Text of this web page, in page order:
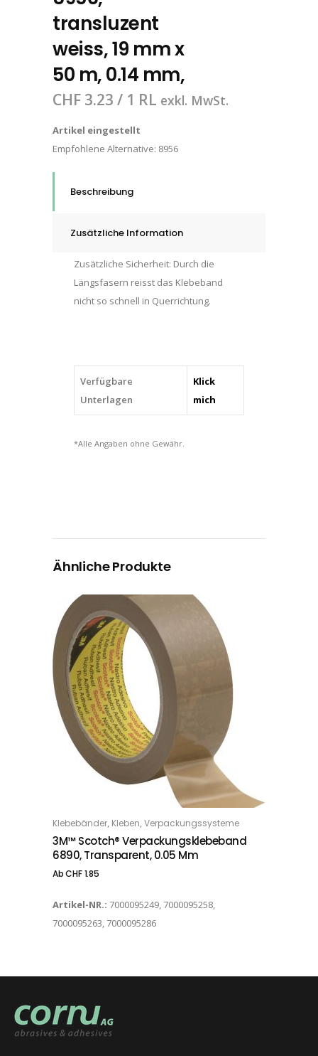
transluzent
weiss, 19 mm x
50 m, 0.14 mm,
CHF 3.23 / 1 RL exkl. MwSt.
Artikel eingestellt
Empfohlene Alternative: 8956
Beschreibung
Zusätzliche Information
Zusätzliche Sicherheit: Durch die
Längsfasern reisst das Klebeband
nicht so schnell in Querrichtung.
Verfügbare
Unterlagen
Klick
mich
*Alle Angaben ohne Gewähr.
Ähnliche Produkte
OPTIONS
Klebebänder, Kleben,Verpackungssysteme
3M™ Scotch® Verpackungsklebeband
6890, Transparent, 0.05 Mm
AbCHF1.85
Artikel-NR.: 7000095249, 7000095258,
7000095263, 7000095286